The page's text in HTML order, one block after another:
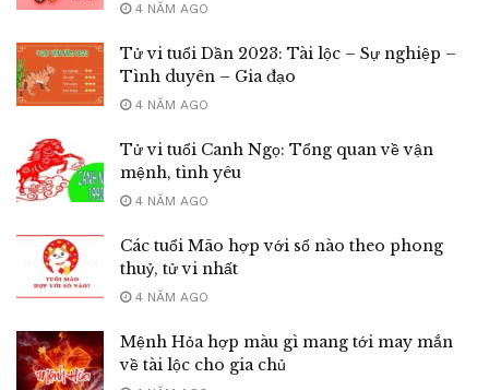
4 NĂM AGO
Tử vi tuổi Dần 2023: Tài lộc – Sự nghiệp –
Tình duyên – Gia đạo
4 NĂM AGO
Tử vi tuổi Canh Ngọ: Tổng quan về vận
mệnh, tình yêu
4 NĂM AGO
Các tuổi Mão hợp với số nào theo phong
thuỷ, tử vi nhất
4 NĂM AGO
Mệnh Hỏa hợp màu gì mang tới may mắn
về tài lộc cho gia chủ